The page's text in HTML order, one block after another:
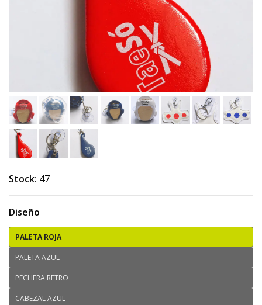
Stock: 47
Diseño
PALETA ROJA
PALETA AZUL
PECHERA RETRO
CABEZAL AZUL